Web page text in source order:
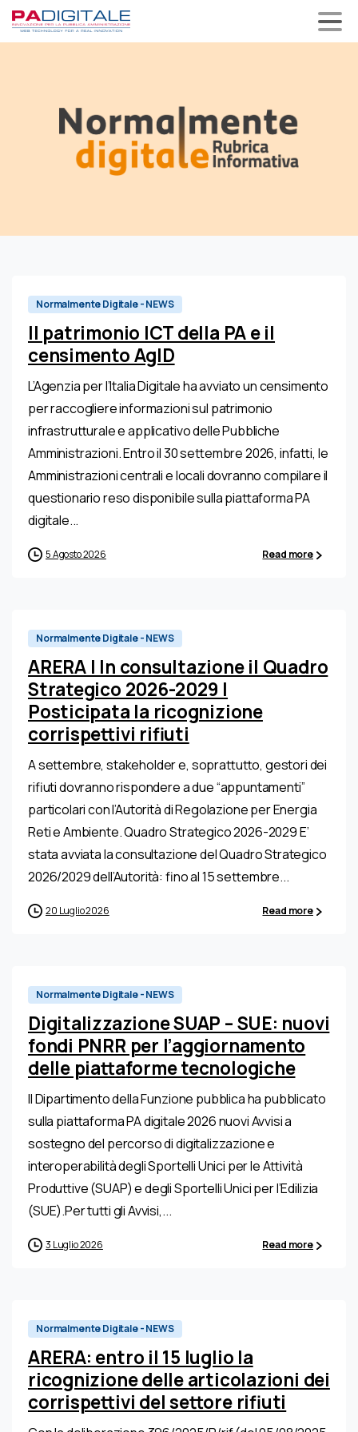
Normalmente Digitale - NEWS
Il patrimonio ICT della PA e il
censimento AgID
L’Agenzia per l’Italia Digitale ha avviato un censimento
per raccogliere informazioni sul patrimonio
infrastrutturale e applicativo delle Pubbliche
Amministrazioni. Entro il 30 settembre 2026, infatti, le
Amministrazioni centrali e locali dovranno compilare il
questionario reso disponibile sulla piattaforma PA
digitale...
5 Agosto 2026 Read more
Normalmente Digitale - NEWS
ARERA | In consultazione il Quadro
Strategico 2026-2029 |
Posticipata la ricognizione
corrispettivi rifiuti
A settembre, stakeholder e, soprattutto, gestori dei
rifiuti dovranno rispondere a due “appuntamenti”
particolari con l’Autorità di Regolazione per Energia
Reti e Ambiente. Quadro Strategico 2026-2029 E’
stata avviata la consultazione del Quadro Strategico
2026/2029 dell’Autorità: fino al 15 settembre...
20 Luglio 2026 Read more
Normalmente Digitale - NEWS
Digitalizzazione SUAP – SUE: nuovi
fondi PNRR per l’aggiornamento
delle piattaforme tecnologiche
Il Dipartimento della Funzione pubblica ha pubblicato
sulla piattaforma PA digitale 2026 nuovi Avvisi a
sostegno del percorso di digitalizzazione e
interoperabilità degli Sportelli Unici per le Attività
Produttive (SUAP) e degli Sportelli Unici per l’Edilizia
(SUE).Per tutti gli Avvisi,...
3 Luglio 2026 Read more
Normalmente Digitale - NEWS
ARERA: entro il 15 luglio la
ricognizione delle articolazioni dei
corrispettivi del settore rifiuti